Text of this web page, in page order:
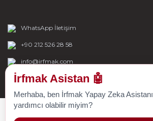
WhatsApp İletişim
+90 212 526 28 58
info@irfmak.com
İrfmak Asistan 🤖
Merhaba, ben İrfmak Yapay Zeka
yardımcı olabilir miyim?